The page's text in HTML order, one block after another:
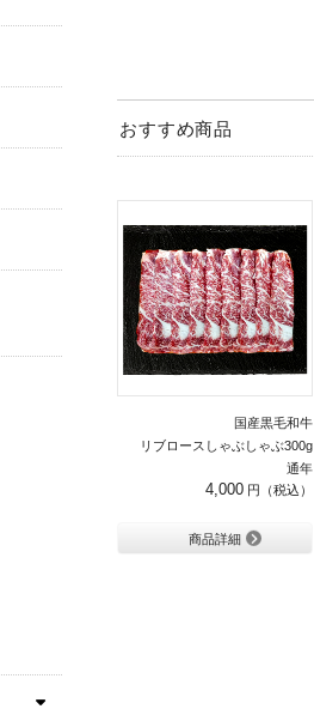
おすすめ商品
国産黒毛和牛
リブロースしゃぶしゃぶ300g
通年
4,000
商品詳細